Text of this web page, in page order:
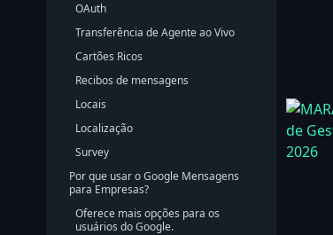
OAuth
Transferência de Agente ao Vivo
Cartões Ricos
Recibos de mensagens
Locais
Localização
Survey
Por que usar o Google Mensagens
para Empresas?
Oferece mais opções para os
usuários do Google.